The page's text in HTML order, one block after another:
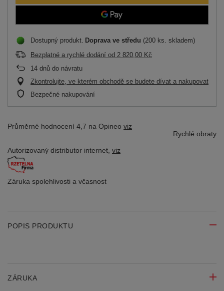
Dostupný produkt Doprava ve středu (200 ks. skladem)
Bezplatné a rychlé dodání od 2 820,00 Kč
14 dnů do návratu
Zkontrolujte, ve kterém obchodě se budete dívat a nakupovat
Bezpečné nakupování
Průměrné hodnocení 4,7 na Opineo viz
Rychlé obraty
Autorizovaný distributor internet, viz
Záruka spolehlivosti a včasnost
POPIS PRODUKTU
ZÁRUKA